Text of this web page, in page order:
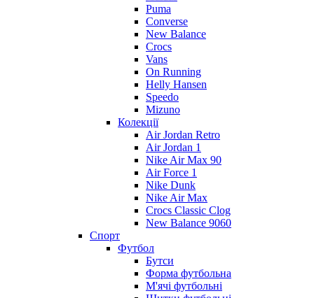
Puma
Converse
New Balance
Crocs
Vans
On Running
Helly Hansen
Speedo
Mizuno
Колекції
Air Jordan Retro
Air Jordan 1
Nike Air Max 90
Air Force 1
Nike Dunk
Nike Air Max
Crocs Classic Clog
New Balance 9060
Спорт
Футбол
Бутси
Форма футбольна
М'ячі футбольні